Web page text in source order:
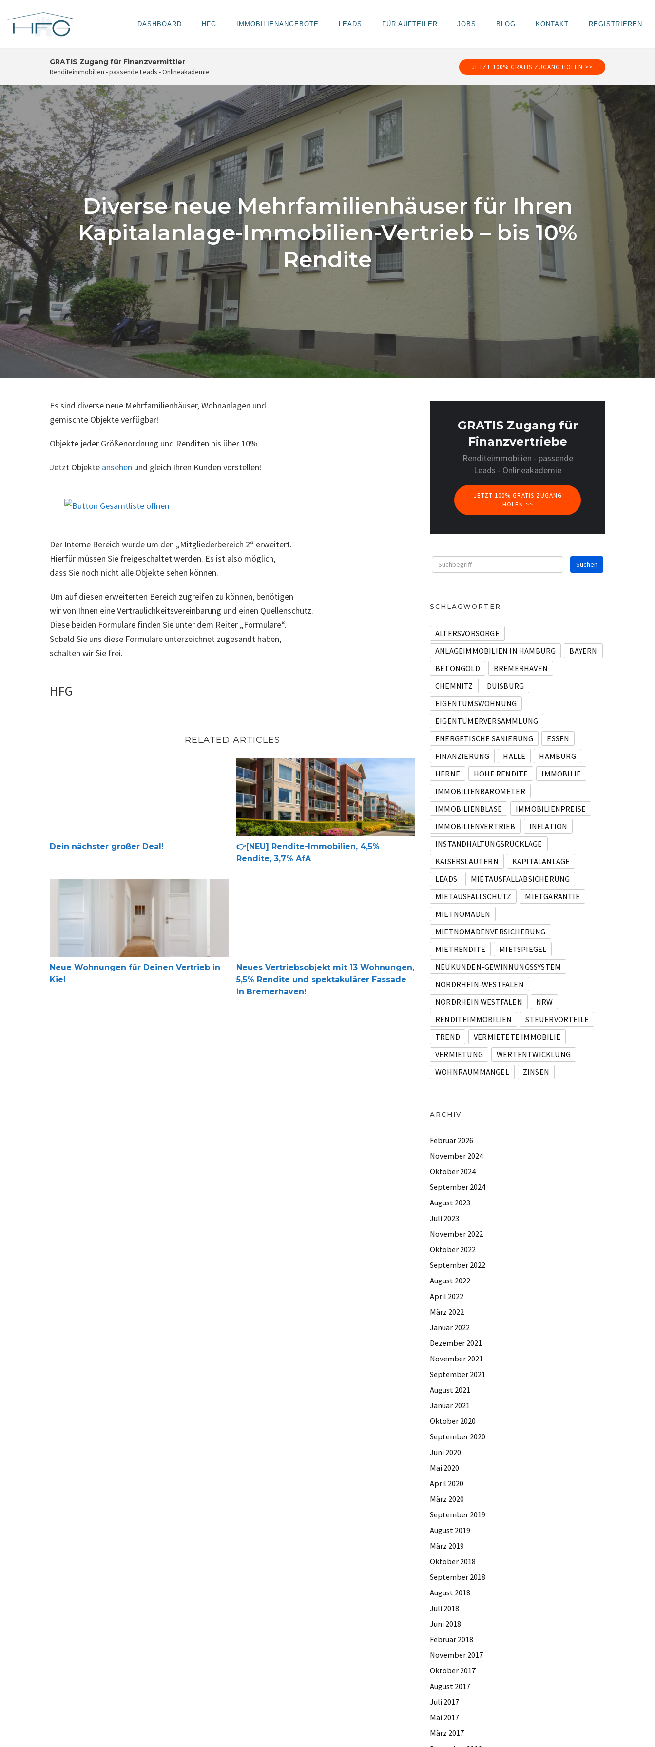
content
DASHBOARD HFG IMMOBILIENANGEBOTE LEADS FÜR AUFTEILER JOBS BLOG KONTAKT REGISTRIEREN
GRATIS Zugang für Finanzvermittler
Renditeimmobilien - passende Leads - Onlineakademie
JETZT 100% GRATIS ZUGANG HOLEN >>
Diverse neue Mehrfamilienhäuser für Ihren
Kapitalanlage-Immobilien-Vertrieb – bis 10%
Rendite
Es sind diverse neue Mehrfamilienhäuser, Wohnanlagen und
gemischte Objekte verfügbar!
Objekte jeder Größenordnung und Renditen bis über 10%.
Jetzt Objekte ansehen und gleich Ihren Kunden vorstellen!
Der Interne Bereich wurde um den „Mitgliederbereich 2“ erweitert.
Hierfür müssen Sie freigeschaltet werden. Es ist also möglich,
dass Sie noch nicht alle Objekte sehen können.
Um auf diesen erweiterten Bereich zugreifen zu können, benötigen
wir von Ihnen eine Vertraulichkeitsvereinbarung und einen Quellenschutz.
Diese beiden Formulare finden Sie unter dem Reiter „Formulare“.
Sobald Sie uns diese Formulare unterzeichnet zugesandt haben,
schalten wir Sie frei.
HFG
RELATED ARTICLES
Dein nächster großer Deal!
👉[NEU] Rendite-Immobilien, 4,5% Rendite, 3,7% AfA
👉[NEU] Rendite-Immobilien, 4,5%
Rendite, 3,7% AfA
Neue Wohnungen für Deinen Vertrieb in Kiel
Neue Wohnungen für Deinen Vertrieb in
Kiel
Neues Vertriebsobjekt mit 13 Wohnungen, 5,5% Rendite und spektakulärer Fassade in Bremerhaven!
Neues Vertriebsobjekt mit 13 Wohnungen,
5,5% Rendite und spektakulärer Fassade
in Bremerhaven!
GRATIS Zugang für
Finanzvertriebe
Renditeimmobilien - passende
Leads - Onlineakademie
JETZT 100% GRATIS ZUGANG
HOLEN >>
SCHLAGWÖRTER
ALTERSVORSORGE
ANLAGEIMMOBILIEN IN HAMBURG
BAYERN
BETONGOLD
BREMERHAVEN
CHEMNITZ
DUISBURG
EIGENTUMSWOHNUNG
EIGENTÜMERVERSAMMLUNG
ENERGETISCHE SANIERUNG
ESSEN
FINANZIERUNG
HALLE
HAMBURG
HERNE
HOHE RENDITE
IMMOBILIE
IMMOBILIENBAROMETER
IMMOBILIENBLASE
IMMOBILIENPREISE
IMMOBILIENVERTRIEB
INFLATION
INSTANDHALTUNGSRÜCKLAGE
KAISERSLAUTERN
KAPITALANLAGE
LEADS
MIETAUSFALLABSICHERUNG
MIETAUSFALLSCHUTZ
MIETGARANTIE
MIETNOMADEN
MIETNOMADENVERSICHERUNG
MIETRENDITE
MIETSPIEGEL
NEUKUNDEN-GEWINNUNGSSYSTEM
NORDRHEIN-WESTFALEN
NORDRHEIN WESTFALEN
NRW
RENDITEIMMOBILIEN
STEUERVORTEILE
TREND
VERMIETETE IMMOBILIE
VERMIETUNG
WERTENTWICKLUNG
WOHNRAUMMANGEL
ZINSEN
ARCHIV
Februar 2026
November 2024
Oktober 2024
September 2024
August 2023
Juli 2023
November 2022
Oktober 2022
September 2022
August 2022
April 2022
März 2022
Januar 2022
Dezember 2021
November 2021
September 2021
August 2021
Januar 2021
Oktober 2020
September 2020
Juni 2020
Mai 2020
April 2020
März 2020
September 2019
August 2019
März 2019
Oktober 2018
September 2018
August 2018
Juli 2018
Juni 2018
Februar 2018
November 2017
Oktober 2017
August 2017
Juli 2017
Mai 2017
März 2017